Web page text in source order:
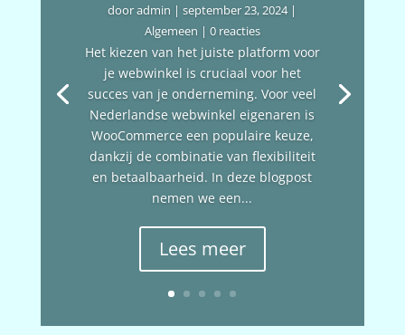
dooradmin |september 23, 2024|
Algemeen | 0 reacties
Het kiezen van het juiste platform voor
je webwinkel is cruciaal voor het
succes van je onderneming. Voor veel
Nederlandse webwinkel eigenaren is
WooCommerce een populaire keuze,
dankzij de combinatie van flexibiliteit
en betaalbaarheid. In deze blogpost
nemen we een...
Lees meer